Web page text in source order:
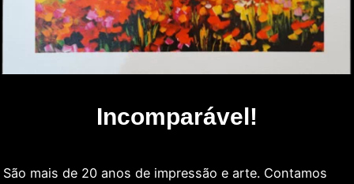
Incomparável!
São mais de 20 anos de impressão e arte. Contamos